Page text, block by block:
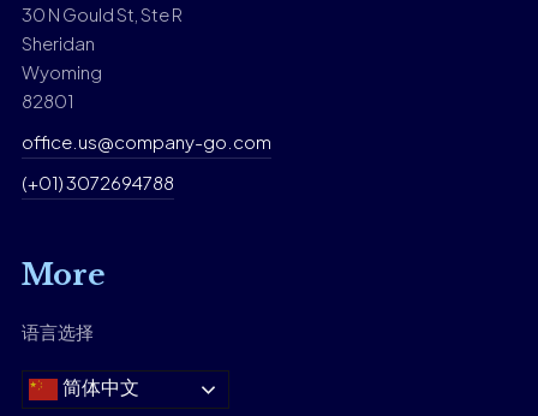
30 N Gould St, Ste R
Sheridan
Wyoming
82801
office.us@company-go.com
(+01) 3072694788
More
语言选择
简体中文